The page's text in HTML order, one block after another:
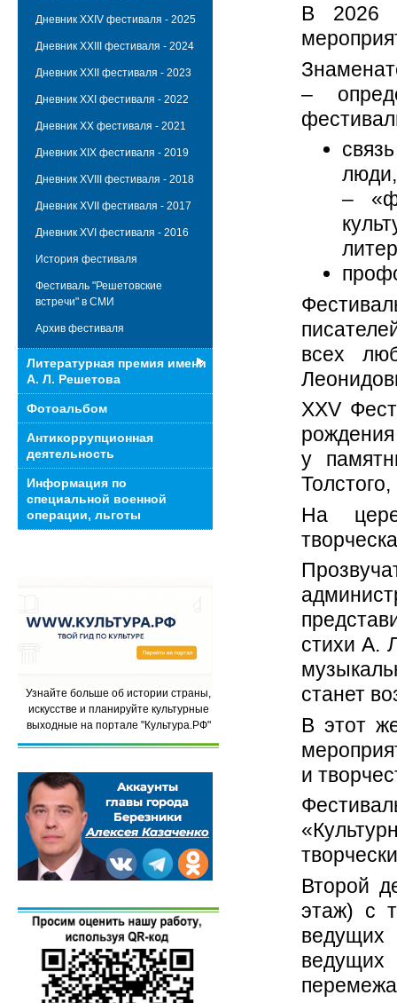
В 2026
–
–
всех
XXV
у
На
стихи А.
станет
В этот
и
Второй
этаж) с
Дневник XXIV фестиваля - 2025
Дневник XXIII фестиваля - 2024
Дневник XXII фестиваля - 2023
Дневник XXI фестиваля - 2022
Дневник XX фестиваля - 2021
Дневник XIX фестиваля - 2019
Дневник XVIII фестиваля - 2018
Дневник XVII фестиваля - 2017
Дневник XVI фестиваля - 2016
История фестиваля
Фестиваль "Решетовские
встречи" в СМИ
Архив фестиваля
Литературная премия имени
А. Л. Решетова
Фотоальбом
Антикоррупционная
деятельность
Информация по
специальной военной
операции, льготы
Узнайте больше об истории страны,
искусстве и планируйте культурные
выходные на портале "Культура.РФ"